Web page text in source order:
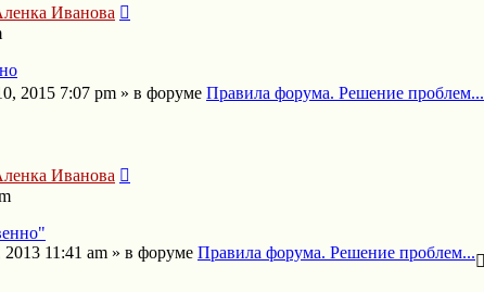
Иванова
2015 7:07 pm » в форуме Правила форума. Решение проблем...
Иванова
11:41 am » в форуме Правила форума. Решение проблем...